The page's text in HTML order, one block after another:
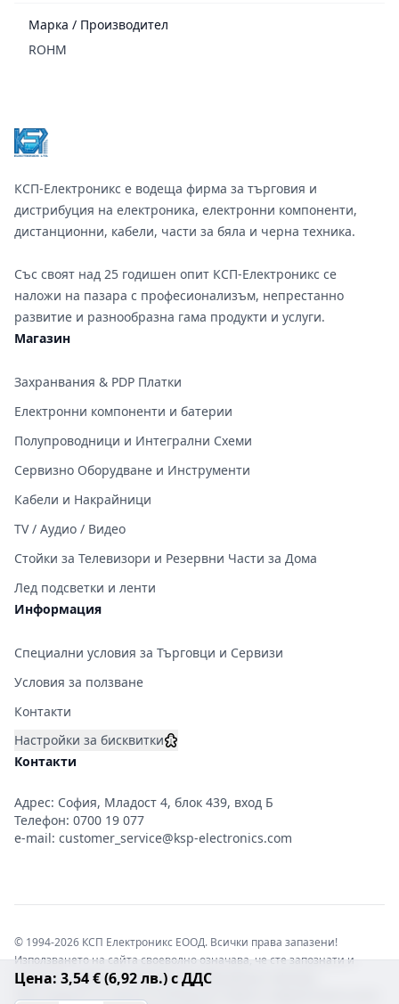
Цена: 3,54 € (6,92 лв.) с ДДС
Марка / Производител
ROHM
КСП-Електроникс е водеща фирма за търговия и
дистрибуция на електроника, електронни компоненти,
дистанционни, кабели, части за бяла и черна техника.
Със своят над 25 годишен опит КСП-Електроникс се
наложи на пазара с професионализъм, непрестанно
развитие и разнообразна гама продукти и услуги.
Магазин
Захранвания & PDP Платки
Електронни компоненти и батерии
Полупроводници и Интегрални Схеми
Сервизно Оборудване и Инструменти
Кабели и Накрайници
TV / Аудио / Видео
Стойки за Телевизори и Резервни Части за Дома
Лед подсветки и ленти
Информация
Специални условия за Търговци и Сервизи
Условия за ползване
Контакти
Настройки за бисквитки
Контакти
Адрес: София, Младост 4, блок 439, вход Б
Телефон: 0700 19 077
e-mail: customer_service@ksp-electronics.com
© 1994-2026 КСП Електроникс ЕООД. Всички права запазени!
Използването на сайта своеволно означава, че сте запознати и
съгласни с правната информация обвързваща софтуера.